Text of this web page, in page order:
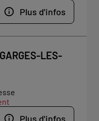
Plus d'infos
LES-
Plus d'infos